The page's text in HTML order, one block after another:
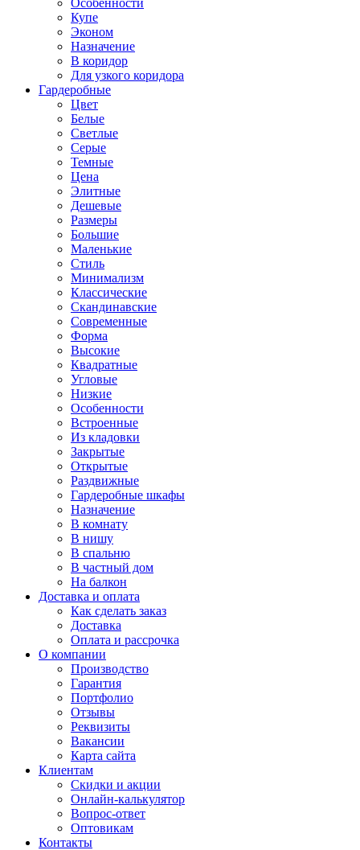
Особенности
Купе
Эконом
Назначение
В коридор
Для узкого коридора
Гардеробные
Цвет
Белые
Светлые
Серые
Темные
Цена
Элитные
Дешевые
Размеры
Большие
Маленькие
Стиль
Минимализм
Классические
Скандинавские
Современные
Форма
Высокие
Квадратные
Угловые
Низкие
Особенности
Встроенные
Из кладовки
Закрытые
Открытые
Раздвижные
Гардеробные шкафы
Назначение
В комнату
В нишу
В спальню
В частный дом
На балкон
Доставка и оплата
Как сделать заказ
Доставка
Оплата и рассрочка
О компании
Производство
Гарантия
Портфолио
Отзывы
Реквизиты
Вакансии
Карта сайта
Клиентам
Скидки и акции
Онлайн-калькулятор
Вопрос-ответ
Оптовикам
Контакты